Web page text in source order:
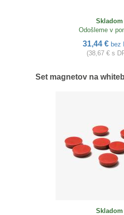
Skladom
Odošleme v
31,44 € bez
(38,67 € s
Set magnetov na
Skladom